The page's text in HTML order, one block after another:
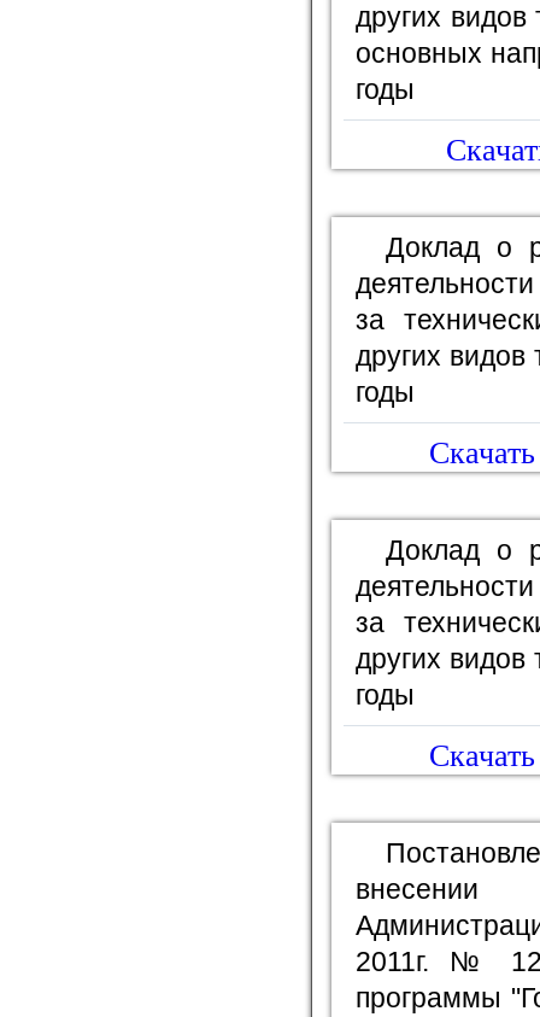
других видов
основных
годы
Доклад о
за
других видов
годы
Доклад о
за
других видов
годы
внесении
2011г. №
программы